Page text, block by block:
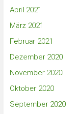
April 2021
März 2021
Februar 2021
Dezember 2020
November 2020
Oktober 2020
September 2020